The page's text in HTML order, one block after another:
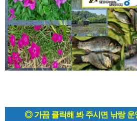
◎ 가끔 클릭해 봐 주시면 낚랑